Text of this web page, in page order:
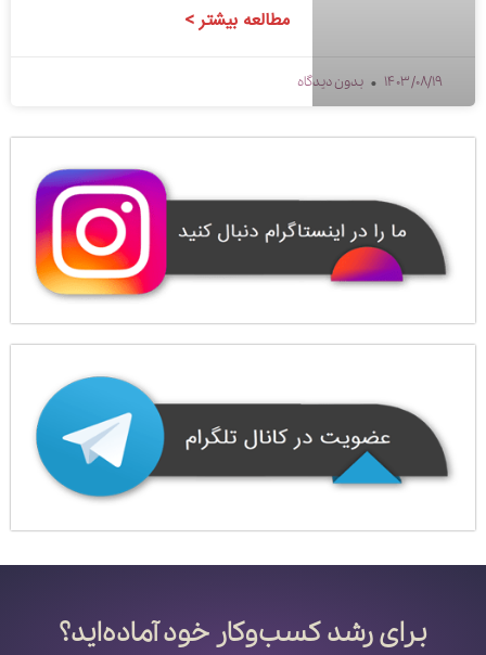
مطالعه بیشتر >
1403/08/19 بدون دیدگاه
برای رشد کسب‌وکار خود آماده‌اید؟